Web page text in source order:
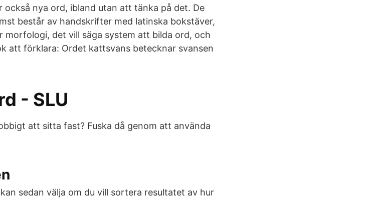
också nya ord, ibland utan att tänka på det. De
består av handskrifter med latinska bokstäver,
morfologi, det vill säga system att bilda ord, och
att förklara: Ordet kattsvans betecknar svansen
- SLU
att sitta fast? Fuska då genom att använda
sedan välja om du vill sortera resultatet av hur